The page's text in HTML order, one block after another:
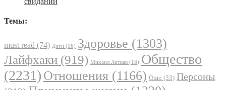
Темы:
must read (74) Дети (16) Здоровье (1303)
Лайфхаки (919) Михаил Литвак (18) Общество
(2231) Отношения (1166) Ошо (33) Персоны